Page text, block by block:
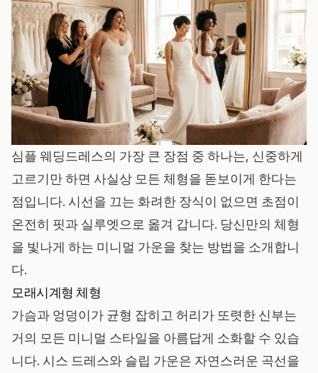
심플 웨딩드레스의 가장 큰 장점 중 하나는, 신중하게
고르기만 하면 사실상 모든 체형을 돋보이게 한다는
점입니다. 시선을 끄는 화려한 장식이 없으면 초점이
온전히 핏과 실루엣으로 옮겨 갑니다. 당신만의 체형
을 빛나게 하는 미니멀 가운을 찾는 방법을 소개합니
다.
모래시계형 체형
가슴과 엉덩이가 균형 잡히고 허리가 또렷한 신부는
거의 모든 미니멀 스타일을 아름답게 소화할 수 있습
니다. 시스 드레스와 슬립 가운은 자연스러운 곡선을